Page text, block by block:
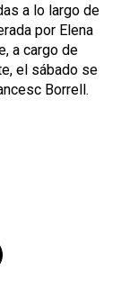
a lo largo de
por Elena
a cargo de
el sábado se
Borrell.